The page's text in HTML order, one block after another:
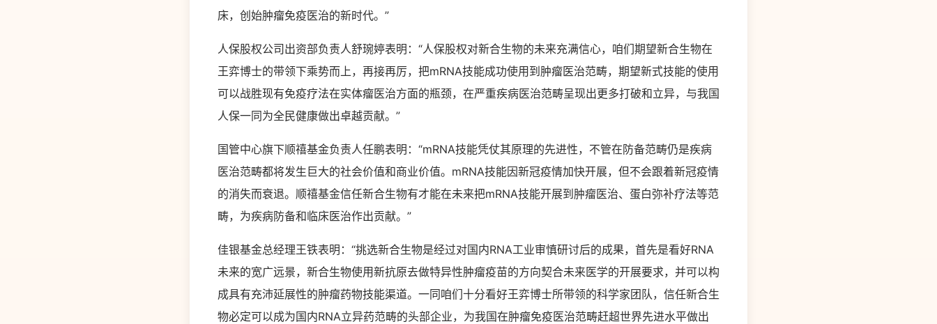
床，创始肿瘤免疫医治的新时代。”
人保股权公司出资部负责人舒琬婷表明：“人保股权对新合生物的未来充满信心，咱们期望新合生物在
王弈博士的带领下乘势而上，再接再厉，把mRNA技能成功使用到肿瘤医治范畴，期望新式技能的使用
可以战胜现有免疫疗法在实体瘤医治方面的瓶颈，在严重疾病医治范畴呈现出更多打破和立异，与我国
人保一同为全民健康做出卓越贡献。”
国管中心旗下顺禧基金负责人任鹏表明：“mRNA技能凭仗其原理的先进性，不管在防备范畴仍是疾病
医治范畴都将发生巨大的社会价值和商业价值。mRNA技能因新冠疫情加快开展，但不会跟着新冠疫情
的消失而衰退。顺禧基金信任新合生物有才能在未来把mRNA技能开展到肿瘤医治、蛋白弥补疗法等范
畴，为疾病防备和临床医治作出贡献。”
佳银基金总经理王铁表明：“挑选新合生物是经过对国内RNA工业审慎研讨后的成果，首先是看好RNA
未来的宽广远景，新合生物使用新抗原去做特异性肿瘤疫苗的方向契合未来医学的开展要求，并可以构
成具有充沛延展性的肿瘤药物技能渠道。一同咱们十分看好王弈博士所带领的科学家团队，信任新合生
物必定可以成为国内RNA立异药范畴的头部企业，为我国在肿瘤免疫医治范畴赶超世界先进水平做出